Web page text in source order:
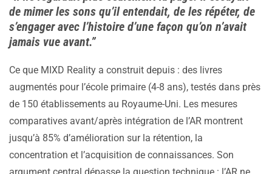
de mimer les sons qu’il entendait, de les répéter, de
s’engager avec l’histoire d’une façon qu’on n’avait
jamais vue avant.”
Ce que MIXD Reality a construit depuis : des livres
augmentés pour l’école primaire (4-8 ans), testés dans près
de 150 établissements au Royaume-Uni. Les mesures
comparatives avant/après intégration de l’AR montrent
jusqu’à 85% d’amélioration sur la rétention, la
concentration et l’acquisition de connaissances. Son